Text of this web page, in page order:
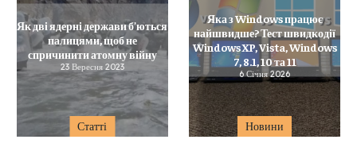
Статті
Як дві ядерні держави б’ються
палицями, щоб не
спричинити атомну війну
23 Вересня 2023
Новини
Яка з Windows працює
найшвидше? Тест швидкодії
Windows XP, Vista, Windows
7, 8.1, 10 та 11
6 Січня 2026